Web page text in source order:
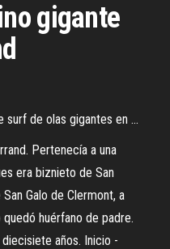
gigante
surf de olas gigantes en ...
Pertenecía a una
era biznieto de San
Galo de Clermont, a
huérfano de padre.
años. Inicio -